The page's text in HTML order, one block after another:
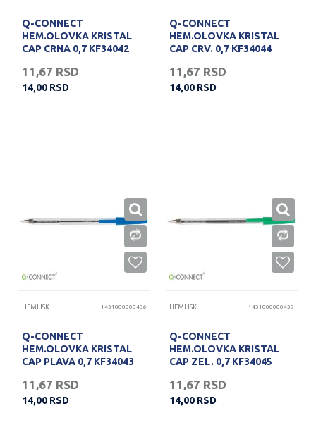
Q-CONNECT
HEM.OLOVKA KRISTAL
CAP CRNA 0,7 KF34042
11,67 RSD
14,00 RSD
Q-CONNECT
HEM.OLOVKA KRISTAL
CAP CRV. 0,7 KF34044
11,67 RSD
14,00 RSD
HEMIJSKE OLOVKE 1431000000436
Q-CONNECT
HEM.OLOVKA KRISTAL
CAP PLAVA 0,7 KF34043
11,67 RSD
14,00 RSD
HEMIJSKE OLOVKE 1431000000439
Q-CONNECT
HEM.OLOVKA KRISTAL
CAP ZEL. 0,7 KF34045
11,67 RSD
14,00 RSD